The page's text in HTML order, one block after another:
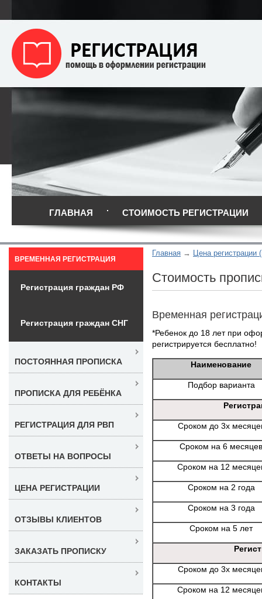
ГЛАВНАЯ СТОИМОСТЬ РЕГИСТРАЦИИ
Главная Цена регистрации
Стоимость
Временная
*Ребенок до 18 лет при
регистрируется бесплатно!
Наименование
Подбор варианта
Сроком до 3х
Сроком на 6 месяцев
Сроком на 12
Сроком на 2 года
Сроком на 3 года
Сроком на 5 лет
Сроком до 3х
Сроком на 12
ВРЕМЕННАЯ РЕГИСТРАЦИЯ
Регистрация граждан РФ
Регистрация граждан СНГ
ПОСТОЯННАЯ ПРОПИСКА
ПРОПИСКА ДЛЯ РЕБЁНКА
РЕГИСТРАЦИЯ ДЛЯ РВП
ОТВЕТЫ НА ВОПРОСЫ
ЦЕНА РЕГИСТРАЦИИ
ОТЗЫВЫ КЛИЕНТОВ
ЗАКАЗАТЬ ПРОПИСКУ
КОНТАКТЫ